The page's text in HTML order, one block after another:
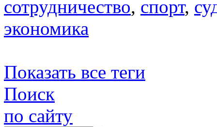
сотрудничество, спорт,
экономика
Показать все теги
Поиск
по сайту